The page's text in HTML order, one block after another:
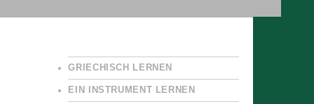
GRIECHISCH LERNEN
EIN INSTRUMENT LERNEN